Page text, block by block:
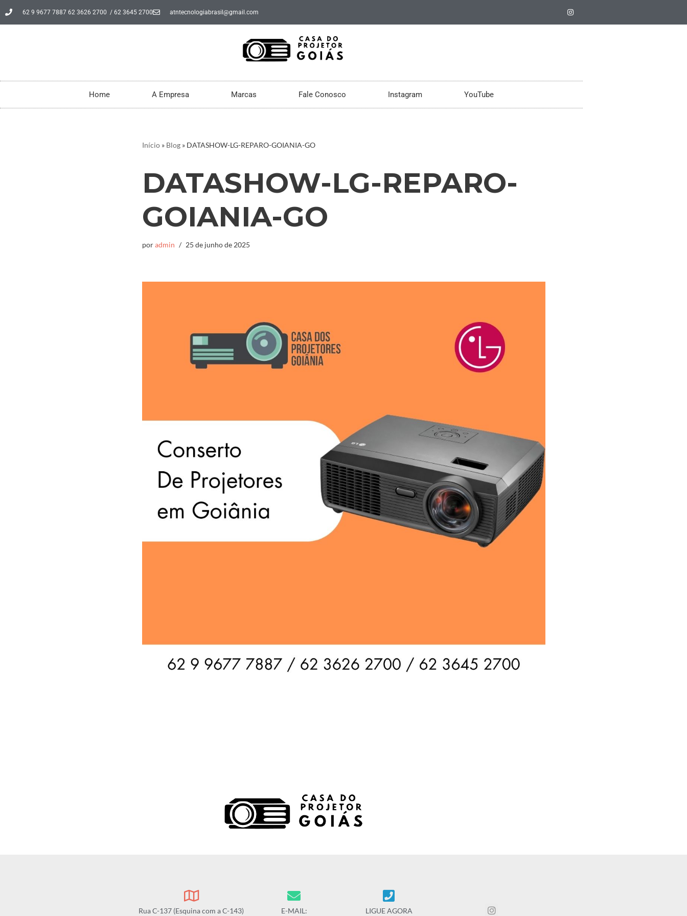
62 9 9677 7887 62 3626 2700 / 62 3645 2700 atntecnologiabrasil@gmail.com
Home A Empresa Marcas Fale Conosco Instagram YouTube
Início» Blog» DATASHOW-LG-REPARO-GOIANIA-GO
DATASHOW-LG-REPARO-
GOIANIA-GO
poradmin 25 de junho de 2025
Rua C-137 (Esquina com a C-143) E-MAIL: LIGUE AGORA